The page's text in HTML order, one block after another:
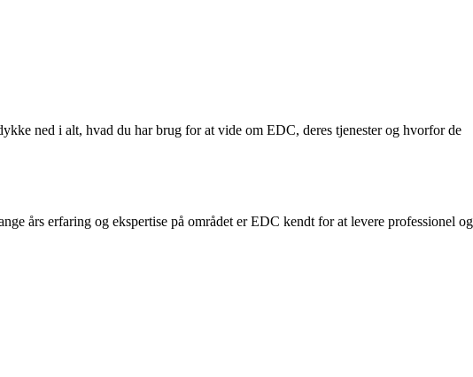
ned i alt, hvad du har brug for at vide om EDC, deres tjenester og hvorfor de
års erfaring og ekspertise på området er EDC kendt for at levere professionel og